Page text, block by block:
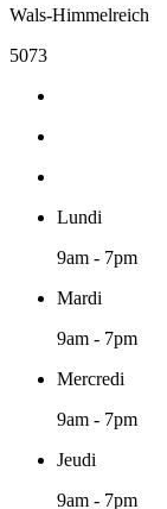
Wals-Himmelreich
5073
Lundi
9am - 7pm
Mardi
9am - 7pm
Mercredi
9am - 7pm
Jeudi
9am - 7pm